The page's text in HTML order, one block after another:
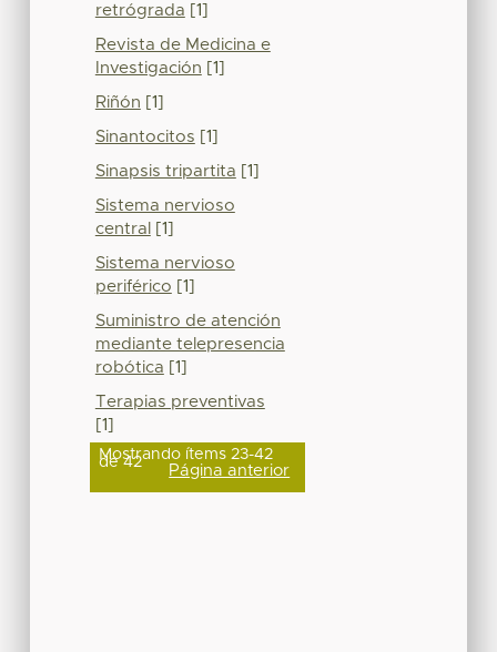
retrógrada [1]
Revista de Medicina e
Investigación [1]
Riñón [1]
Sinantocitos [1]
Sinapsis tripartita [1]
Sistema nervioso
central
[1]
Sistema nervioso
periférico [1]
Suministro de atención
mediante telepresencia
robótica [1]
Terapias preventivas
[1]
Mostrando ítems 23-42
de 42 Página anterior